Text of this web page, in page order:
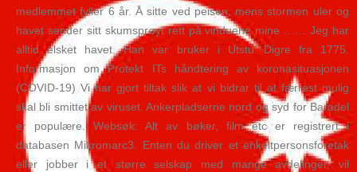
medlemmet fyller 6 år. Å sitte ved peisen, mens stormen uler og
havet sender sitt skumsprøyt rett på vinduene mine …… Jeg har
alltid elsket havet. Han var bruker i Utstu’ Digre fra 1775.
Informasjon om Protekt ITs håndtering av koronasituasjonen
(COVID-19) Vi har gjort tiltak slik at vi bidrar til at færrest mulig
skal bli smittet av viruset. Ankerpladserne nord og syd for Baradel
er populære. Websøk: Alt av bøker, film etc er registrert i
databasen Mikromarc3. Enten du driver et enkeltpersonsforetak
eller jobber i et større selskap med mange avdelinger, vil